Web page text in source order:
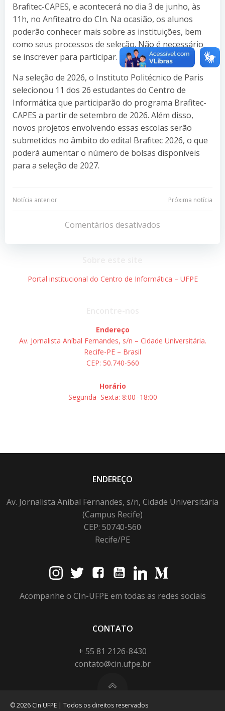
Brafitec-CAPES, e acontecerá no dia 3 de junho, às
11h, no Anfiteatro do CIn. Na ocasião, os alunos
poderão conhecer mais sobre as instituições, bem
como seus processos de seleção. Não é necessário
se inscrever para participar.
Na seleção de 2026, o Instituto Politécnico de Paris
selecionou 11 dos 26 estudantes do Centro de
Informática que participarão do programa Brafitec-
CAPES a partir de setembro de 2026. Além disso,
novos projetos envolvendo essas escolas serão
submetidos no âmbito do edital Brafitec 2026, o que
poderá aumentar o número de bolsas disponíveis
para a seleção de 2027.
Navegação
Post
Notícia anterior
Navegação
de
Post
Próxima notícia
Comentários desativados
Portal institucional do Centro de Informática – UFPE
Endereço
Av. Jornalista Aníbal Fernandes, s/n – Cidade Universitária.
Recife-PE – Brasil
CEP: 50.740-560
Horário
Segunda–Sexta: 8:00–18:00
ENDEREÇO
Av. Jornalista Anibal Fernandes, s/n, Cidade Universitária
(Campus Recife)
CEP: 50740-560
Recife/PE
Acompanhe o CIn-UFPE em todas as redes sociais
CONTATO
+ 55 81 2126-8430
contato@cin.ufpe.br
© 2026 CIn UFPE | Todos os direitos reservados